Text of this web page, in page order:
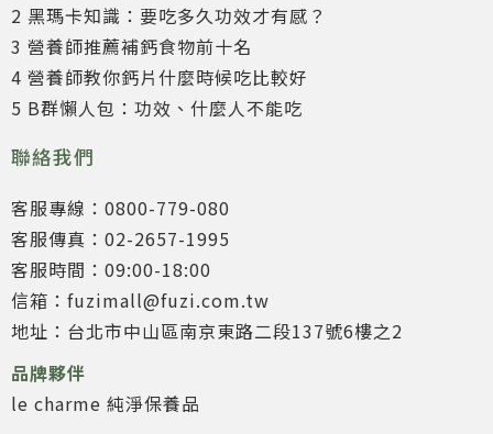
2 黑瑪卡知識：要吃多久功效才有感？
3 營養師推薦補鈣食物前十名
4 營養師教你鈣片什麼時候吃比較好
5 B群懶人包：功效、什麼人不能吃
聯絡我們
客服專線：0800-779-080
客服傳真：02-2657-1995
客服時間：09:00-18:00
信箱：fuzimall@fuzi.com.tw
地址：台北市中山區南京東路二段137號6樓之2
品牌夥伴
le charme 純淨保養品